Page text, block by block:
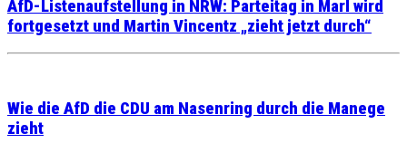
AfD-Listenaufstellung in NRW: Parteitag in Marl wird
fortgesetzt und Martin Vincentz „zieht jetzt durch“
Wie die AfD die CDU am Nasenring durch die Manege
zieht